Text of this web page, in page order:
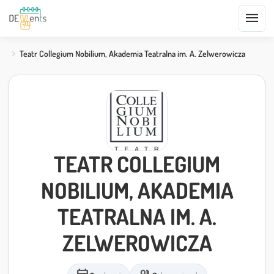
menu
Teatr Collegium Nobilium, Akademia Teatralna im. A. Zelwerowicza
TEATR COLLEGIUM
NOBILIUM, AKADEMIA
TEATRALNA IM. A.
ZELWEROWICZA